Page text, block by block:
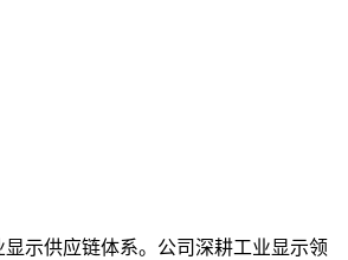
示供应链体系。公司深耕工业显示领